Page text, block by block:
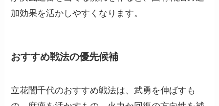
加効果を活かしやすくなります。
おすすめ戦法の優先候補
立花誾千代のおすすめ戦法は、武勇を伸ばすも